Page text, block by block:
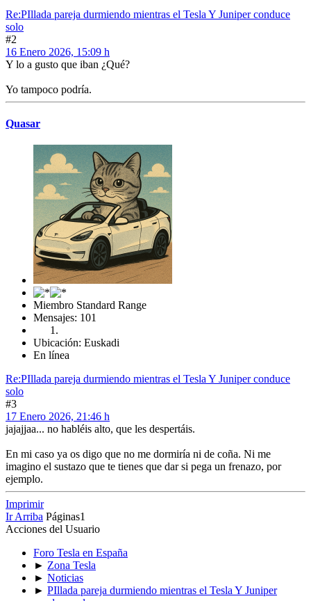
Re:PIllada pareja durmiendo mientras el Tesla Y Juniper conduce
solo
#2
16 Enero 2026, 15:09 h
Y lo a gusto que iban ¿Qué?
Yo tampoco podría.
Quasar
Miembro Standard Range
Mensajes: 101
Ubicación: Euskadi
En línea
Re:PIllada pareja durmiendo mientras el Tesla Y Juniper conduce
solo
#3
17 Enero 2026, 21:46 h
jajajjaa... no habléis alto, que les despertáis.
En mi caso ya os digo que no me dormiría ni de coña. Ni me
imagino el sustazo que te tienes que dar si pega un frenazo, por
ejemplo.
Imprimir
Ir Arriba Páginas1
Acciones del Usuario
Foro Tesla en España
► Zona Tesla
► Noticias
► PIllada pareja durmiendo mientras el Tesla Y Juniper